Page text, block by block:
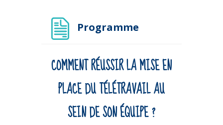
Programme
COMMENT RÉUSSIR LA MISE EN
PLACE DU TÉLÉTRAVAIL AU
SEIN DE SON ÉQUIPE ?